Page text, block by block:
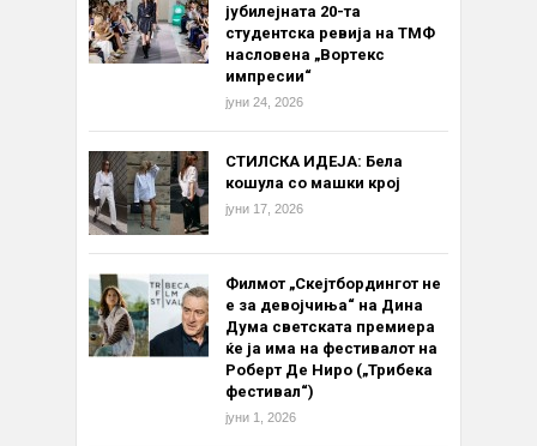
јубилејната 20-та
студентска ревија на ТМФ
насловена „Вортекс
импресии“
јуни 24, 2026
СТИЛСКА ИДЕЈА: Бела
кошула со машки крој
јуни 17, 2026
Филмот „Скејтбордингот не
е за девојчиња“ на Дина
Дума светската премиера
ќе ја има на фестивалот на
Роберт Де Ниро („Трибека
фестивал“)
јуни 1, 2026